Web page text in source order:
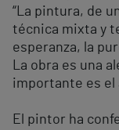
“La pintura, de
técnica mixta y
esperanza, la
La obra es una
importante es el
El pintor ha